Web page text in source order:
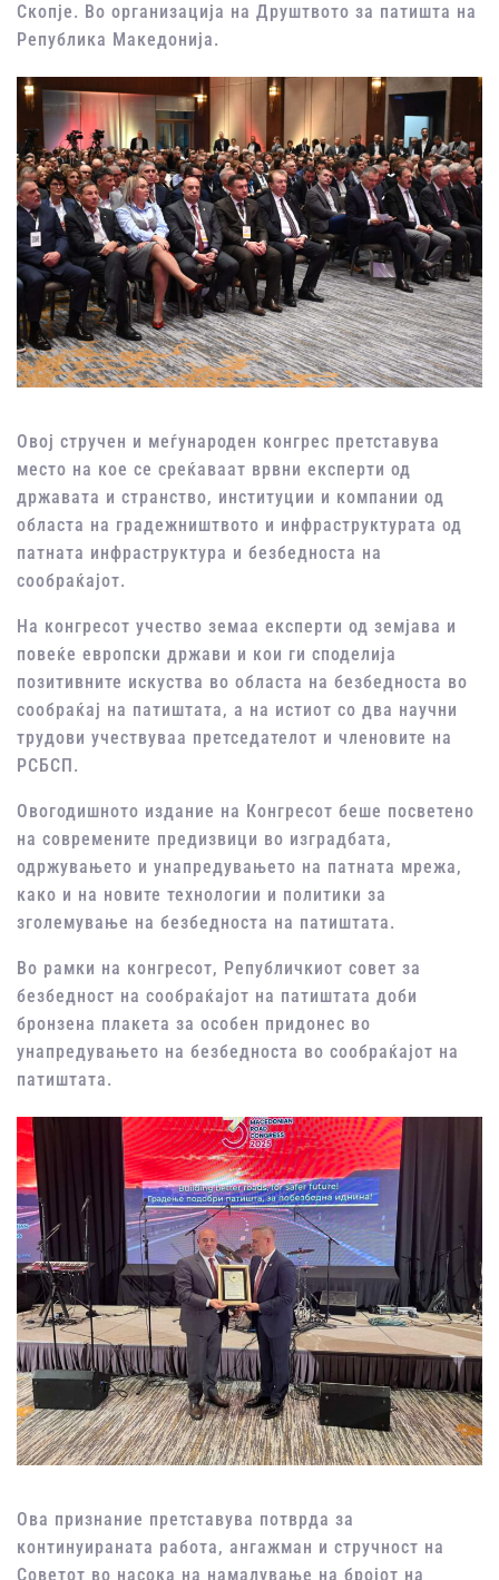
Скопје. Во организација на Друштвото за патишта на
Република Македонија.
Овој стручен и меѓународен конгрес претставува
место на кое се среќаваат врвни експерти од
државата и странство, институции и компании од
областа на градежништвото и инфраструктурата од
патната инфраструктура и безбедноста на
сообраќајот.
На конгресот учество земаа експерти од земјава и
повеќе европски држави и кои ги споделија
позитивните искуства во областа на безбедноста во
сообраќај на патиштата, а на истиот со два научни
трудови учествуваа претседателот и членовите на
РСБСП.
Овогодишното издание на Конгресот беше посветено
на современите предизвици во изградбата,
одржувањето и унапредувањето на патната мрежа,
како и на новите технологии и политики за
зголемување на безбедноста на патиштата.
Во рамки на конгресот, Републичкиот совет за
безбедност на сообраќајот на патиштата доби
бронзена плакета за особен придонес во
унапредувањето на безбедноста во сообраќајот на
патиштата.
Ова признание претставува потврда за
континуираната работа, ангажман и стручност на
Советот во насока на намалување на бројот на